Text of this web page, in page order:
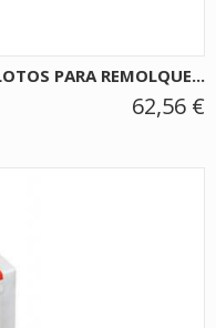
PARA REMOLQUE...
62,56 €